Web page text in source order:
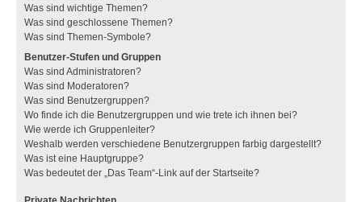
Was sind wichtige Themen?
Was sind geschlossene Themen?
Was sind Themen-Symbole?
Benutzer-Stufen und Gruppen
Was sind Administratoren?
Was sind Moderatoren?
Was sind Benutzergruppen?
Wo finde ich die Benutzergruppen und wie trete ich ihnen bei?
Wie werde ich Gruppenleiter?
Weshalb werden verschiedene Benutzergruppen farbig dargestellt?
Was ist eine Hauptgruppe?
Was bedeutet der „Das Team“-Link auf der Startseite?